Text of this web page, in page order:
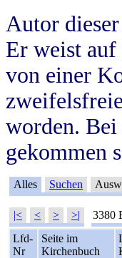
Autor
Er weist
von einer
worden. Bei
gekommen
Alles Suchen
|< < > >| 3380
Lfd-
Nr
Seite im
Kirchenbuch